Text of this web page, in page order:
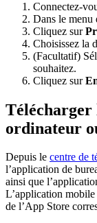
Connectez-
Dans le menu
Cliquez sur
Choisissez la
(Facultatif)
souhaitez.
Cliquez sur
Télécharger
ordinateur
Depuis le centre de
l’application de
ainsi que
L’application
de l’App Store